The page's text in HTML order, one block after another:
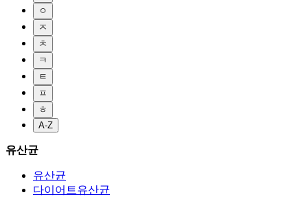
ㅇ
ㅈ
ㅊ
ㅋ
ㅌ
ㅍ
ㅎ
A-Z
유산균
유산균
다이어트유산균